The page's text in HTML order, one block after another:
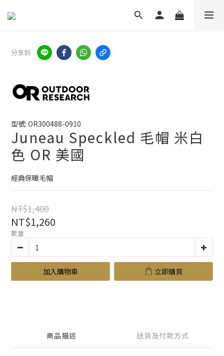
分享到
型號: OR300488-0910
Juneau Speckled 毛帽 米白
色 OR 美國
經典保暖毛帽
NT$1,400
NT$1,260
數量
加入購物車 立即購買
商品描述 送貨及付款方式